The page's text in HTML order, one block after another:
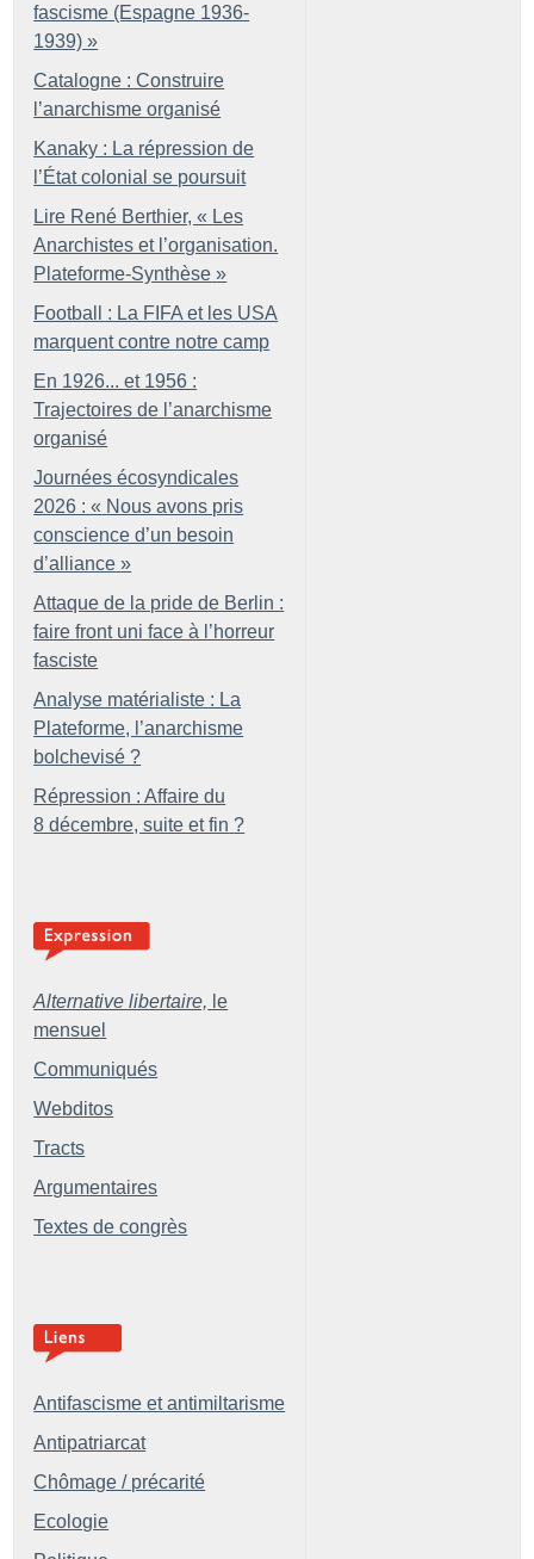
fascisme (Espagne 1936-
1939) »
Catalogne : Construire
l’anarchisme organisé
Kanaky : La répression de
l’État colonial se poursuit
Lire René Berthier, « Les
Anarchistes et l’organisation.
Plateforme-Synthèse »
Football : La FIFA et les USA
marquent contre notre camp
En 1926... et 1956 :
Trajectoires de l’anarchisme
organisé
Journées écosyndicales
2026 : « Nous avons pris
conscience d’un besoin
d’alliance »
Attaque de la pride de Berlin :
faire front uni face à l’horreur
fasciste
Analyse matérialiste : La
Plateforme, l’anarchisme
bolchevisé ?
Répression : Affaire du
8 décembre, suite et fin ?
Alternative libertaire, le
mensuel
Communiqués
Webditos
Tracts
Argumentaires
Textes de congrès
Antifascisme et antimiltarisme
Antipatriarcat
Chômage / précarité
Ecologie